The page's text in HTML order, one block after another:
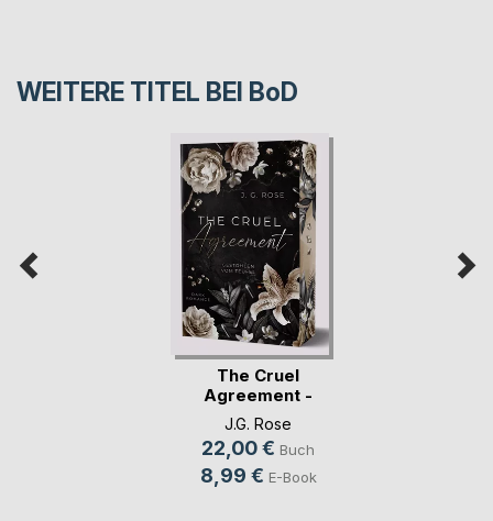
WEITERE TITEL BEI BoD
The Cruel
Agreement -
Gestohlen vo(...)
J.G. Rose
22,00 € Buch
8,99 € E-Book